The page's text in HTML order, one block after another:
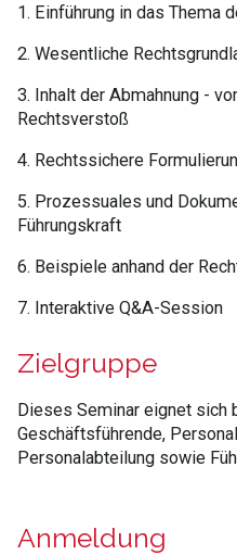
1. Einführung in das Thema
2. Wesentliche
3. Inhalt der Abmahnung -
Rechtsverstoß
4. Rechtssichere
5. Prozessuales und
Führungskraft
6. Beispiele anhand der
7. Interaktive Q&A-Session
Zielgruppe
Dieses Seminar eignet sich
Geschäftsführende,
Personalabteilung sowie
Anmeldung